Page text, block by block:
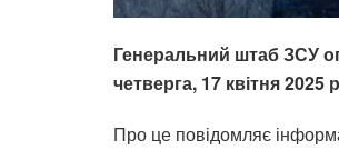
Генеральний штаб ЗСУ
четверга, 17 квітня 2025
Про це повідомляє